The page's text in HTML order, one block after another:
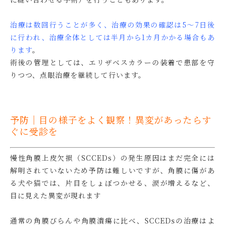
治療は数回行うことが多く、治療の効果の確認は5〜7日後
に行われ、治療全体としては半月から1カ月かかる場合もあ
ります。
術後の管理としては、エリザベスカラーの装着で患部を守
りつつ、点眼治療を継続して行います。
予防｜目の様子をよく観察！異変があったらす
ぐに受診を
慢性角膜上皮欠損（SCCEDs）の発生原因はまだ完全には
解明されていないため予防は難しいですが、角膜に傷があ
る犬や猫では、片目をしょぼつかせる、涙が増えるなど、
目に見えた異変が現れます
通常の角膜びらんや角膜潰瘍に比べ、SCCEDsの治療はよ